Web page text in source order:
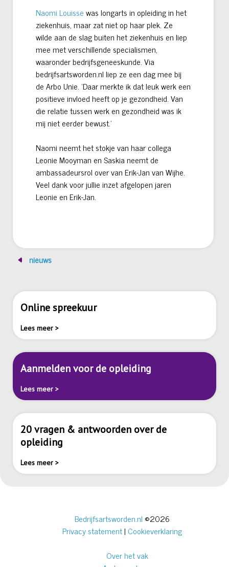
Naomi Louissewas longarts in opleiding in het
ziekenhuis, maar zat niet op haar plek. Ze
wilde aan de slag buiten het ziekenhuis en liep
mee met verschillende specialismen,
waaronder bedrijfsgeneeskunde. Via
bedrijfsartsworden.nl liep ze een dag mee bij
de Arbo Unie. ‘Daar merkte ik dat leuk werk een
positieve invloed heeft op je gezondheid. Van
die relatie tussen werk en gezondheid was ik
mij niet eerder bewust.’
Naomi neemt het stokje van haar collega
Leonie Mooyman en Saskia neemt de
ambassadeursrol over van Erik-Jan van Wijhe.
Veel dank voor jullie inzet afgelopen jaren
Leonie en Erik-Jan.
nieuws
Online spreekuur
Lees meer >
Aanmelden voor de opleiding
Lees meer >
20 vragen & antwoorden over de
opleiding
Lees meer >
Bedrijfsartsworden.nl ©2026
Privacy statement| Cookieverklaring
Over het vak